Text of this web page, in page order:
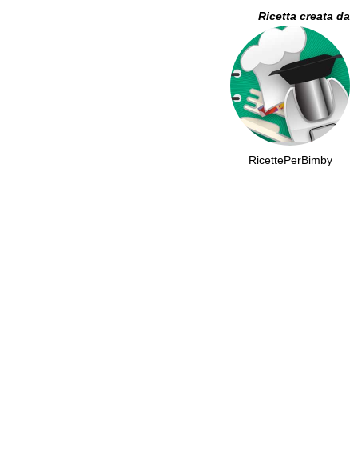
Ricetta creata da
RicettePerBimby